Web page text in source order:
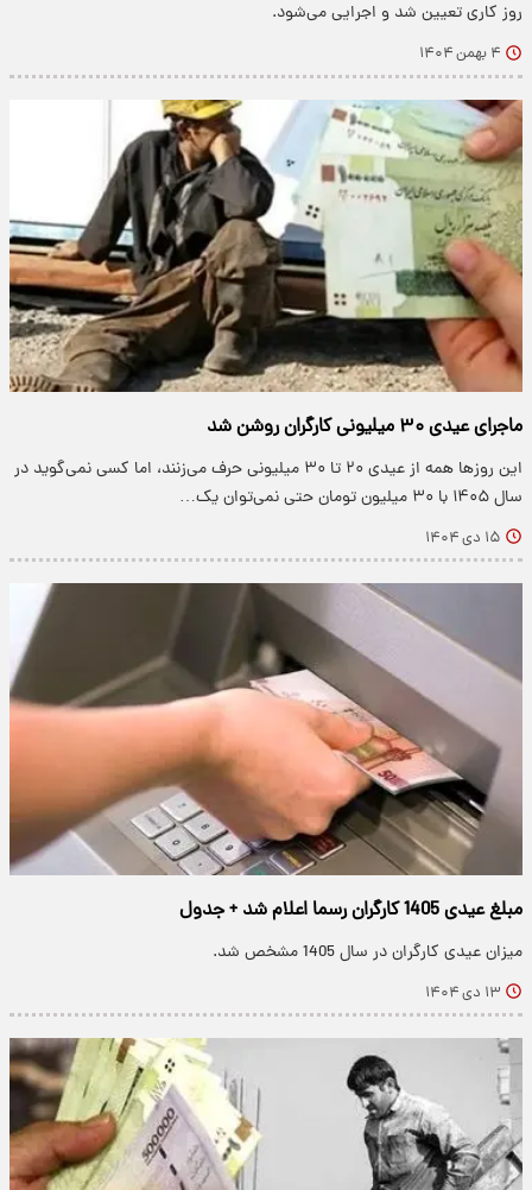
روز کاری تعیین شد و اجرایی می‌شود.
۴ بهمن ۱۴۰۴
ماجرای عیدی ۳۰ میلیونی کارگران روشن شد
این روزها همه از عیدی ۲۰ تا ۳۰ میلیونی حرف می‌زنند، اما کسی نمی‌گوید در
سال ۱۴۰۵ با ۳۰ میلیون تومان حتی نمی‌توان یک…
۱۵ دی ۱۴۰۴
مبلغ عیدی 1405 کارگران رسما اعلام شد + جدول
میزان عیدی کارگران در سال 1405 مشخص شد.
۱۳ دی ۱۴۰۴